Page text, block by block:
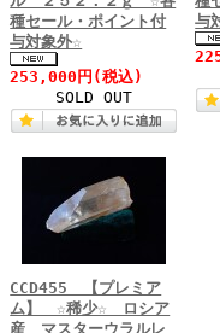
種セール・ポイント付
与対象外☆
253,000円 (税込)
SOLD OUT
与
CCD455 【プレミア
ム】 ☆稀少☆ ロシア
産 マスターウラルレ